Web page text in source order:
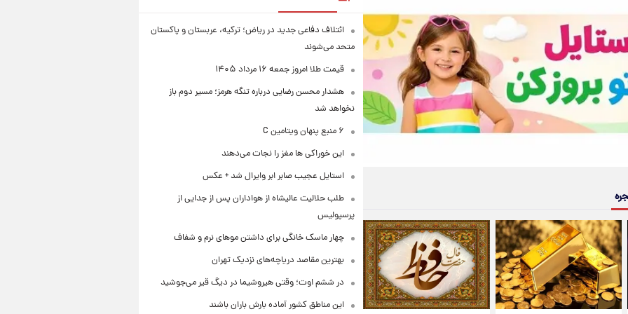
ائتلاف دفاعی جدید در ریاض؛ ترکیه، عربستان و پاکستان
متحد می‌شوند
قیمت طلا امروز جمعه ۱۶ مرداد ۱۴۰۵
هشدار محسن رضایی درباره تنگه هرمز؛ مسیر دوم باز
نخواهد شد
۶ منبع پنهان ویتامین C
این خوراکی ها مغز را نجات می‌دهند
استایل عجیب صابر ابر وایرال شد + عکس
طلب حلالیت عالیشاه از هواداران پس از جدایی از
پرسپولیس
چهار ماسک خانگی برای داشتن موهای نرم و شفاف
بهترین مقاصد دریاچه‌های نزدیک تهران
در ششم اوت؛ وقتی هیروشیما در دیگ قیر می‌جوشید
این مناطق کشور آماده بارش باران باشند